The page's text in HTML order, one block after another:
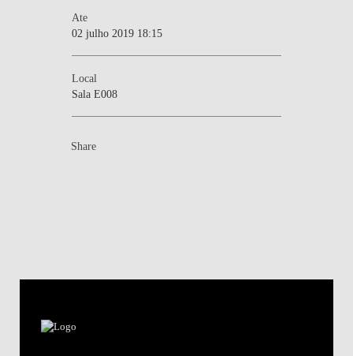
Ate
02 julho 2019 18:15
Local
Sala E008
Share